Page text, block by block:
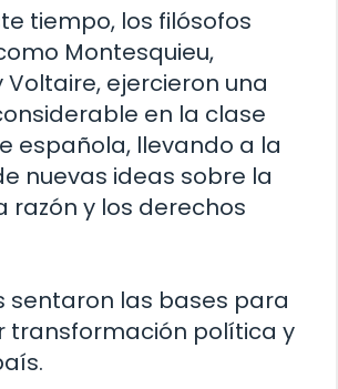
tiempo, los filósofos
Montesquieu,
Voltaire, ejercieron una
en la clase
española, llevando a la
nuevas ideas sobre la
razón y los derechos
sentaron las bases para
transformación política y